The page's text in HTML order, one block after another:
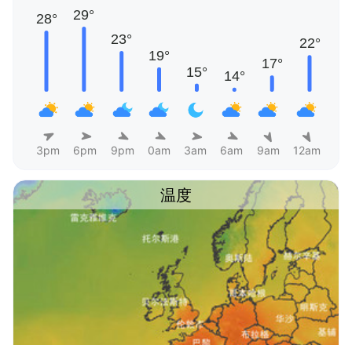
3pm 6pm 9pm 0am 3am 6am 9am 12am
温度